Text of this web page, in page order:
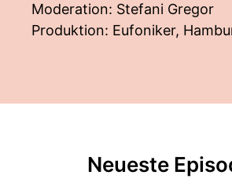
Moderation: Stefani Gregor
Produktion: Eufoniker,
Neueste